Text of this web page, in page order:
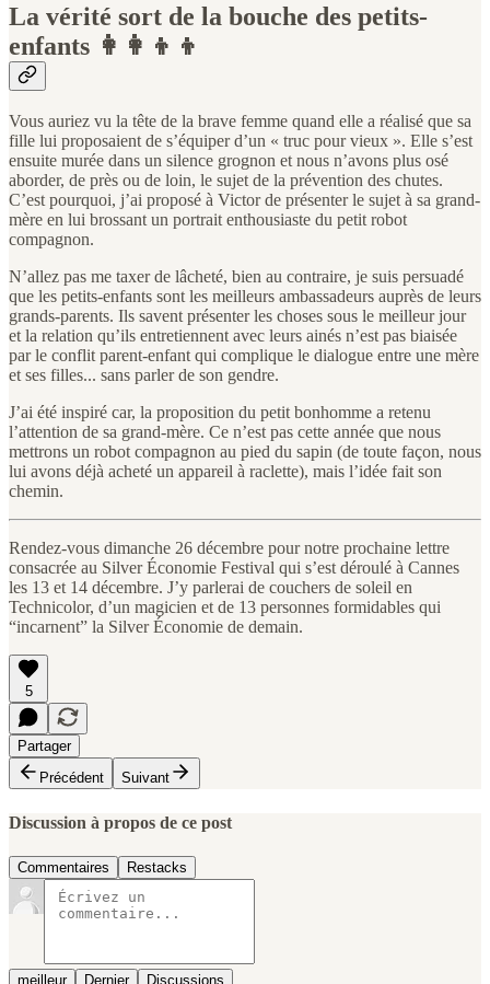
La vérité sort de la bouche des petits-
enfants 👩‍👩‍👦‍👦
Vous auriez vu la tête de la brave femme quand elle a réalisé que sa
fille lui proposaient de s’équiper d’un « truc pour vieux ». Elle s’est
ensuite murée dans un silence grognon et nous n’avons plus osé
aborder, de près ou de loin, le sujet de la prévention des chutes.
C’est pourquoi, j’ai proposé à Victor de présenter le sujet à sa grand-
mère en lui brossant un portrait enthousiaste du petit robot
compagnon.
N’allez pas me taxer de lâcheté, bien au contraire, je suis persuadé
que les petits-enfants sont les meilleurs ambassadeurs auprès de leurs
grands-parents. Ils savent présenter les choses sous le meilleur jour
et la relation qu’ils entretiennent avec leurs ainés n’est pas biaisée
par le conflit parent-enfant qui complique le dialogue entre une mère
et ses filles... sans parler de son gendre.
J’ai été inspiré car, la proposition du petit bonhomme a retenu
l’attention de sa grand-mère. Ce n’est pas cette année que nous
mettrons un robot compagnon au pied du sapin (de toute façon, nous
lui avons déjà acheté un appareil à raclette), mais l’idée fait son
chemin.
Rendez-vous dimanche 26 décembre pour notre prochaine lettre
consacrée au Silver Économie Festival qui s’est déroulé à Cannes
les 13 et 14 décembre. J’y parlerai de couchers de soleil en
Technicolor, d’un magicien et de 13 personnes formidables qui
“incarnent” la Silver Économie de demain.
5
Partager
Précédent
Suivant
Discussion à propos de ce post
Commentaires Restacks
meilleur Dernier Discussions